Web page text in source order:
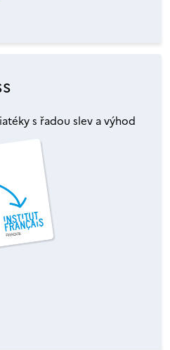
s řadou slev a výhod